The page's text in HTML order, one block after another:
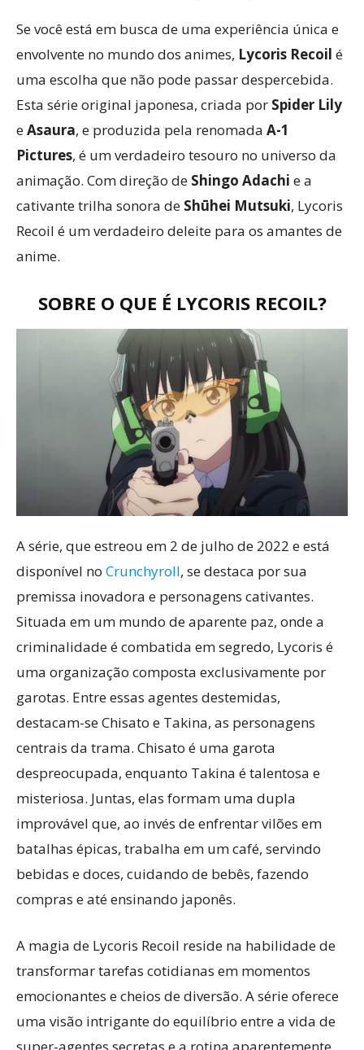
Se você está em busca de uma experiência única e
envolvente no mundo dos animes, Lycoris Recoil é
uma escolha que não pode passar despercebida.
Esta série original japonesa, criada por Spider Lily
eAsaura, e produzida pela renomada A-1
Pictures, é um verdadeiro tesouro no universo da
animação. Com direção de Shingo Adachi e a
cativante trilha sonora de Shūhei Mutsuki, Lycoris
Recoil é um verdadeiro deleite para os amantes de
anime.
SOBRE O QUE É LYCORIS RECOIL?
A série, que estreou em 2 de julho de 2022 e está
disponível no Crunchyroll, se destaca por sua
premissa inovadora e personagens cativantes.
Situada em um mundo de aparente paz, onde a
criminalidade é combatida em segredo, Lycoris é
uma organização composta exclusivamente por
garotas. Entre essas agentes destemidas,
destacam-se Chisato e Takina, as personagens
centrais da trama. Chisato é uma garota
despreocupada, enquanto Takina é talentosa e
misteriosa. Juntas, elas formam uma dupla
improvável que, ao invés de enfrentar vilões em
batalhas épicas, trabalha em um café, servindo
bebidas e doces, cuidando de bebês, fazendo
compras e até ensinando japonês.
A magia de Lycoris Recoil reside na habilidade de
transformar tarefas cotidianas em momentos
emocionantes e cheios de diversão. A série oferece
uma visão intrigante do equilíbrio entre a vida de